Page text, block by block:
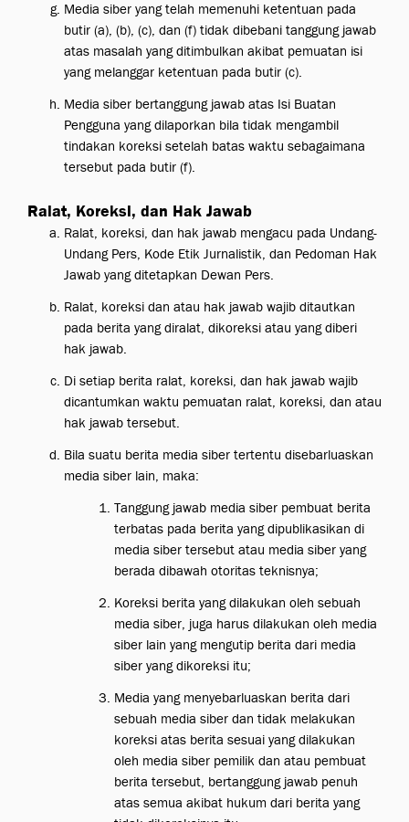
Media siber yang telah memenuhi ketentuan pada
butir (a), (b), (c), dan (f) tidak dibebani tanggung jawab
atas masalah yang ditimbulkan akibat pemuatan isi
yang melanggar ketentuan pada butir (c).
Media siber bertanggung jawab atas Isi Buatan
Pengguna yang dilaporkan bila tidak mengambil
tindakan koreksi setelah batas waktu sebagaimana
tersebut pada butir (f).
Ralat, Koreksi, dan Hak Jawab
Ralat, koreksi, dan hak jawab mengacu pada Undang-
Undang Pers, Kode Etik Jurnalistik, dan Pedoman Hak
Jawab yang ditetapkan Dewan Pers.
Ralat, koreksi dan atau hak jawab wajib ditautkan
pada berita yang diralat, dikoreksi atau yang diberi
hak jawab.
Di setiap berita ralat, koreksi, dan hak jawab wajib
dicantumkan waktu pemuatan ralat, koreksi, dan atau
hak jawab tersebut.
Bila suatu berita media siber tertentu disebarluaskan
media siber lain, maka:
Tanggung jawab media siber pembuat berita
terbatas pada berita yang dipublikasikan di
media siber tersebut atau media siber yang
berada dibawah otoritas teknisnya;
Koreksi berita yang dilakukan oleh sebuah
media siber, juga harus dilakukan oleh media
siber lain yang mengutip berita dari media
siber yang dikoreksi itu;
Media yang menyebarluaskan berita dari
sebuah media siber dan tidak melakukan
koreksi atas berita sesuai yang dilakukan
oleh media siber pemilik dan atau pembuat
berita tersebut, bertanggung jawab penuh
atas semua akibat hukum dari berita yang